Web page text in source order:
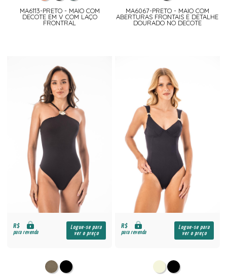
MA6113-PRETO - MAIO COM
DECOTE EM V COM LAÇO
FRONTRAL
MA6067-PRETO - MAIO COM
ABERTURAS FRONTAIS E DETALHE
DOURADO NO DECOTE
R$
para revenda
Logue-se para
ver o preço
R$
para revenda
Logue-se para
ver o preço